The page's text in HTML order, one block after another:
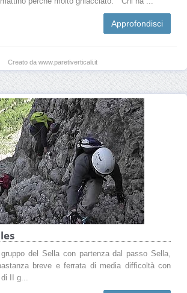
Approfondisci
Creato da www.paretiverticali.it
del Sella con partenza dal passo Sella,
breve e ferrata di media difficoltà con
II g...